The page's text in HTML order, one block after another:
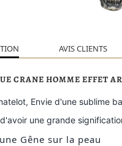
AVIS CLIENTS
CRANE HOMME EFFET
Envie d'une sublime
une grande
Gêne sur la peau